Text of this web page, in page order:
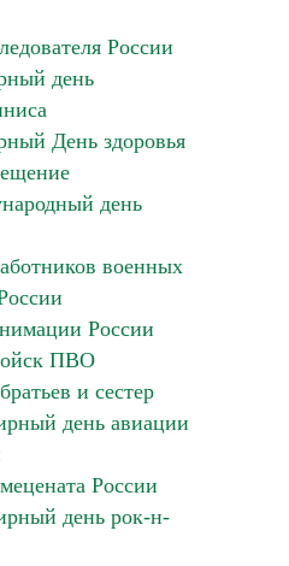
России
день
День здоровья
день
военных
России
ПВО
и сестер
день авиации
России
день рок-н-